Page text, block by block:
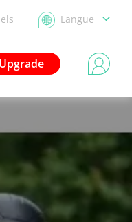
Langue
Upgrade